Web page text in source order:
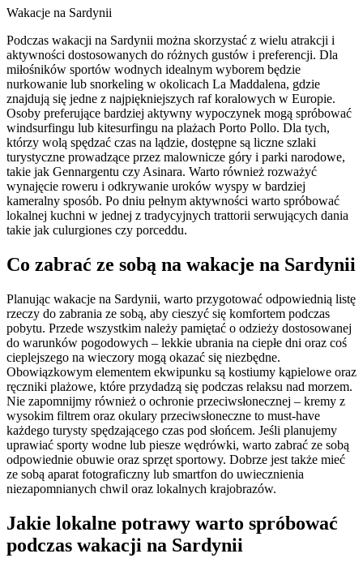
Wakacje na Sardynii
Podczas wakacji na Sardynii można skorzystać z wielu atrakcji i
aktywności dostosowanych do różnych gustów i preferencji. Dla
miłośników sportów wodnych idealnym wyborem będzie
nurkowanie lub snorkeling w okolicach La Maddalena, gdzie
znajdują się jedne z najpiękniejszych raf koralowych w Europie.
Osoby preferujące bardziej aktywny wypoczynek mogą spróbować
windsurfingu lub kitesurfingu na plażach Porto Pollo. Dla tych,
którzy wolą spędzać czas na lądzie, dostępne są liczne szlaki
turystyczne prowadzące przez malownicze góry i parki narodowe,
takie jak Gennargentu czy Asinara. Warto również rozważyć
wynajęcie roweru i odkrywanie uroków wyspy w bardziej
kameralny sposób. Po dniu pełnym aktywności warto spróbować
lokalnej kuchni w jednej z tradycyjnych trattorii serwujących dania
takie jak culurgiones czy porceddu.
Co zabrać ze sobą na wakacje na Sardynii
Planując wakacje na Sardynii, warto przygotować odpowiednią listę
rzeczy do zabrania ze sobą, aby cieszyć się komfortem podczas
pobytu. Przede wszystkim należy pamiętać o odzieży dostosowanej
do warunków pogodowych – lekkie ubrania na ciepłe dni oraz coś
cieplejszego na wieczory mogą okazać się niezbędne.
Obowiązkowym elementem ekwipunku są kostiumy kąpielowe oraz
ręczniki plażowe, które przydadzą się podczas relaksu nad morzem.
Nie zapomnijmy również o ochronie przeciwsłonecznej – kremy z
wysokim filtrem oraz okulary przeciwsłoneczne to must-have
każdego turysty spędzającego czas pod słońcem. Jeśli planujemy
uprawiać sporty wodne lub piesze wędrówki, warto zabrać ze sobą
odpowiednie obuwie oraz sprzęt sportowy. Dobrze jest także mieć
ze sobą aparat fotograficzny lub smartfon do uwiecznienia
niezapomnianych chwil oraz lokalnych krajobrazów.
Jakie lokalne potrawy warto spróbować
podczas wakacji na Sardynii